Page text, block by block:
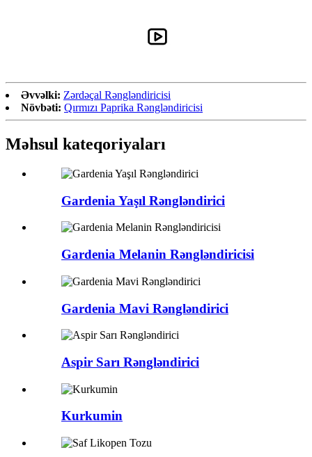
Əvvəlki: Zərdəçal Rəngləndiricisi
Növbəti: Qırmızı Paprika Rəngləndiricisi
Məhsul kateqoriyaları
Gardenia Yaşıl Rəngləndirici
Gardenia Melanin Rəngləndiricisi
Gardenia Mavi Rəngləndirici
Aspir Sarı Rəngləndirici
Kurkumin